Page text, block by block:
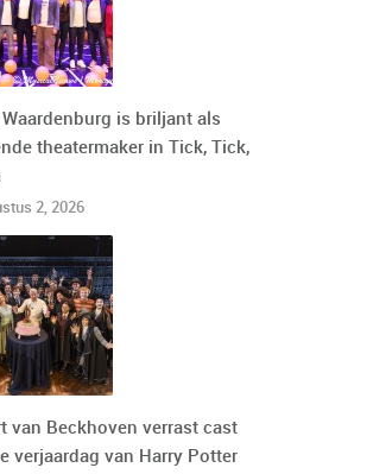
Waardenburg is briljant als
theatermaker in Tick, Tick,
2, 2026
van Beckhoven verrast cast
verjaardag van Harry Potter